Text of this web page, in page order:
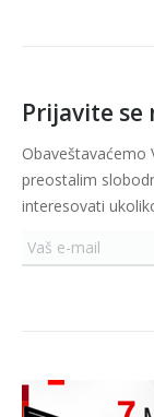
Prijavite
Obaveštavaćemo
preostalim
interesovati